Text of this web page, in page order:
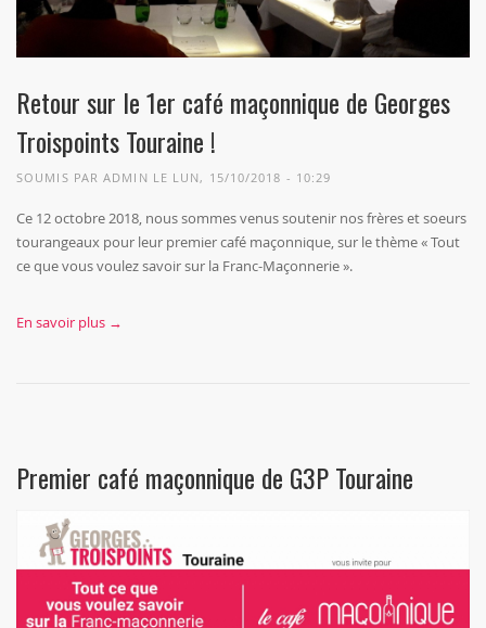
Retour sur le 1er café maçonnique de Georges
Troispoints Touraine !
SOUMIS PARADMIN LE LUN, 15/10/2018 - 10:29
Ce 12 octobre 2018, nous sommes venus soutenir nos frères et soeurs
tourangeaux pour leur premier café maçonnique, sur le thème « Tout
ce que vous voulez savoir sur la Franc-Maçonnerie ».
En savoir plus →
Premier café maçonnique de G3P Touraine